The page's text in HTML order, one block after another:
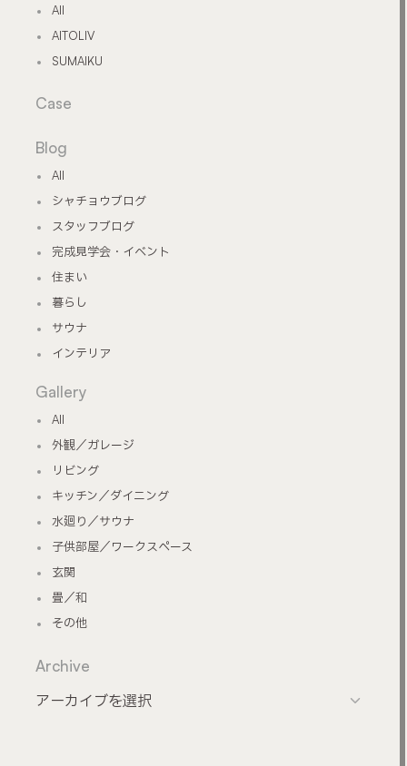
All
AITOLIV
SUMAIKU
Case
Blog
All
シャチョウブログ
スタッフブログ
完成見学会・イベント
住まい
暮らし
サウナ
インテリア
Gallery
All
外観／ガレージ
リビング
キッチン／ダイニング
水廻り／サウナ
子供部屋／ワークスペース
玄関
畳／和
その他
Archive